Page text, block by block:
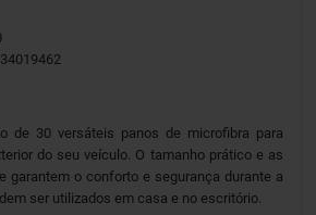
de 30 versáteis panos de microfibra para
do seu veículo. O tamanho prático e as
garantem o conforto e segurança durante a
ser utilizados em casa e no escritório.